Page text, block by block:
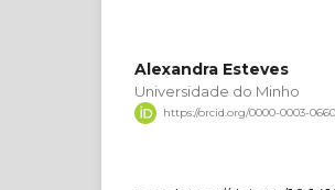
Alexandra Esteves
Universidade do Minho
https://orcid.org/0000-0003-